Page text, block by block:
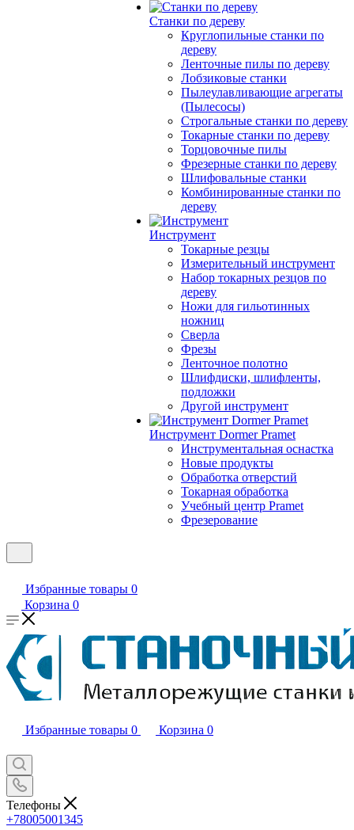
Станки по дереву
Круглопильные станки по
дереву
Ленточные пилы по дереву
Лобзиковые станки
Пылеулавливающие агрегаты
(Пылесосы)
Строгальные станки по дереву
Токарные станки по дереву
Торцовочные пилы
Фрезерные станки по дереву
Шлифовальные станки
Комбинированные станки по
дереву
Инструмент
Токарные резцы
Измерительный инструмент
Набор токарных резцов по
дереву
Ножи для гильотинных
ножниц
Сверла
Фрезы
Ленточное полотно
Шлифдиски, шлифленты,
подложки
Другой инструмент
Инструмент Dormer Pramet
Инструментальная оснастка
Новые продукты
Обработка отверстий
Токарная обработка
Учебный центр Pramet
Фрезерование
Избранные товары 0
Корзина 0
Избранные товары 0 Корзина 0
Телефоны
+78005001345